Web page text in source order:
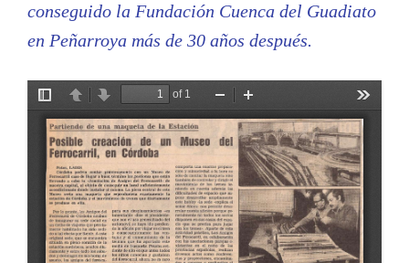
conseguido la Fundación Cuenca del Guadiato
en Peñarroya más de 30 años después.